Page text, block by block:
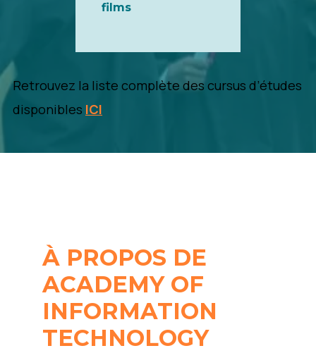
films
Retrouvez la liste complète des cursus d’études
disponibles ICI
À PROPOS DE
ACADEMY OF
INFORMATION
TECHNOLOGY